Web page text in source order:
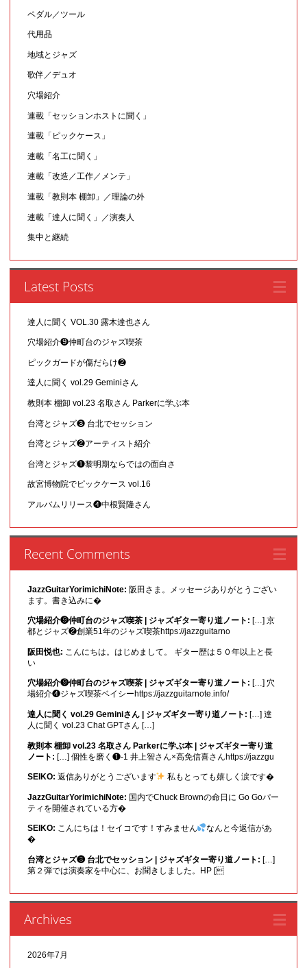
ペダル／ツール
代用品
地域とジャズ
歌伴／デュオ
穴場紹介
連載「セッションホストに聞く」
連載「ピックケース」
連載「名工に聞く」
連載「改造／工作／メンテ」
連載「教則本 棚卸」／理論の外
連載「達人に聞く」／演奏人
集中と継続
Latest Posts
達人に聞く VOL.30 露木達也さん
穴場紹介❾仲町台のジャズ喫茶
ピックガードが傷だらけ❷
達人に聞く vol.29 Geminiさん
教則本 棚卸 vol.23 名取さん Parkerに学ぶ本
台湾とジャズ❸ 台北でセッション
台湾とジャズ❷アーティスト紹介
台湾とジャズ❶黎明期ならではの面白さ
故宮博物院でピックケース vol.16
アルバムリリース❹中根賢隆さん
Recent Comments
JazzGuitarYorimichiNote: 阪田さま。メッセージありがとうござい
ます。書き込みに�
穴場紹介❾仲町台のジャズ喫茶 | ジャズギター寄り道ノート: […] 京
都とジャズ❷創業51年のジャズ喫茶https://jazzguitarno
阪田悦也: こんにちは。はじめまして。 ギター歴は５０年以上と長
い
穴場紹介❾仲町台のジャズ喫茶 | ジャズギター寄り道ノート: […] 穴
場紹介❹ジャズ喫茶ベイシーhttps://jazzguitarnote.info/
達人に聞く vol.29 Geminiさん | ジャズギター寄り道ノート: […] 達
人に聞く vol.23 Chat GPTさん […]
教則本 棚卸 vol.23 名取さん Parkerに学ぶ本 | ジャズギター寄り道
ノート: […] 個性を磨く❶-1 井上智さん×高免信喜さんhttps://jazzgu
SEIKO: 返信ありがとうございます 私もとっても嬉しく涙です�
JazzGuitarYorimichiNote: 国内でChuck Brownの命日に Go Goパー
ティを開催されている方�
SEIKO: こんにちは！セイコです！すみません
なんと今返信があ
�
台湾とジャズ❸ 台北でセッション | ジャズギター寄り道ノート: […]
第２弾では演奏家を中心に、お聞きしました。HP [
Archives
2026年7月